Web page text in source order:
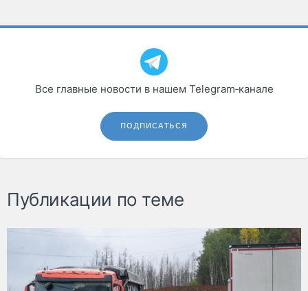
Все главные новости в нашем Telegram‑канале
ПОДПИСАТЬСЯ
Публикации по теме